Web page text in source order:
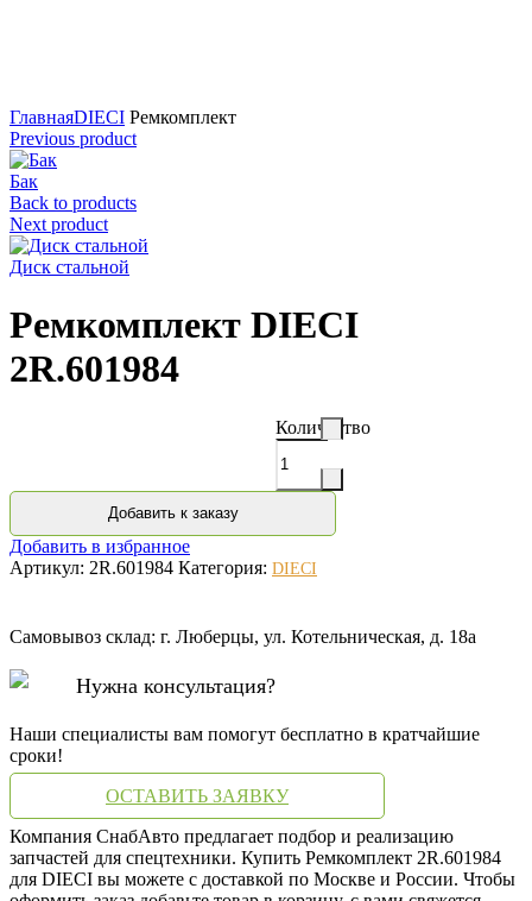
ГлавнаяDIECI Ремкомплект
Previous product
Бак
Back to products
Next product
Диск стальной
Ремкомплект DIECI
2R.601984
Количество
Добавить к заказу
Добавить в избранное
Артикул: 2R.601984 Категория: DIECI
Самовывоз склад: г. Люберцы, ул. Котельническая, д. 18а
Нужна консультация?
Наши специалисты вам помогут бесплатно в кратчайшие
сроки!
ОСТАВИТЬ ЗАЯВКУ
Компания СнабАвто предлагает подбор и реализацию
запчастей для спецтехники. Купить Ремкомплект 2R.601984
для DIECI вы можете с доставкой по Москве и России. Чтобы